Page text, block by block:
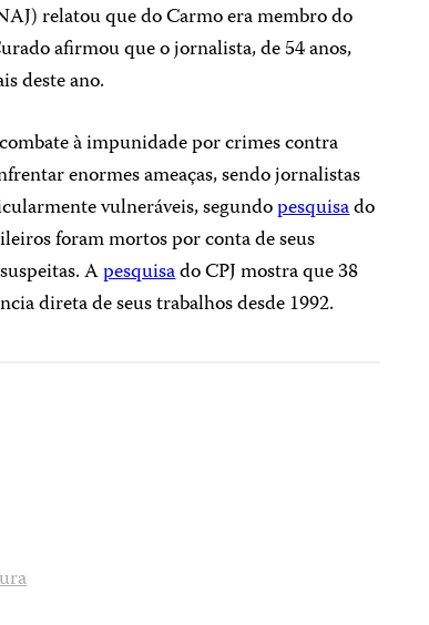
relatou que do Carmo era membro do
afirmou que o jornalista, de 54 anos,
deste ano.
à impunidade por crimes contra
enormes ameaças, sendo jornalistas
vulneráveis, segundopesquisado
foram mortos por conta de seus
Apesquisado CPJ mostra que 38
direta de seus trabalhos desde 1992.